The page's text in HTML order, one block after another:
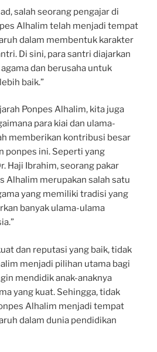
salah seorang pengajar di
Alhalim telah menjadi tempat
dalam membentuk karakter
Di sini, para santri diajarkan
dan berusaha untuk
baik.”
Ponpes Alhalim, kita juga
para kiai dan ulama-
memberikan kontribusi besar
ponpes ini. Seperti yang
Haji Ibrahim, seorang pakar
Alhalim merupakan salah satu
yang memiliki tradisi yang
banyak ulama-ulama
dan reputasi yang baik, tidak
menjadi pilihan utama bagi
mendidik anak-anaknya
yang kuat. Sehingga, tidak
Alhalim menjadi tempat
dalam dunia pendidikan